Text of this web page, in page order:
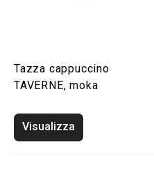
Tazza cappuccino
TAVERNE, moka
Visualizza